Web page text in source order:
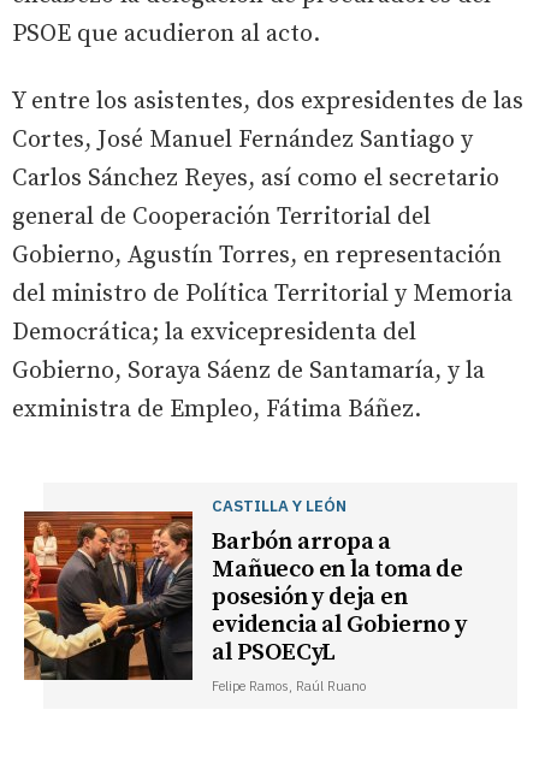
PSOE que acudieron al acto.
Y entre los asistentes, dos expresidentes de las
Cortes, José Manuel Fernández Santiago y
Carlos Sánchez Reyes, así como el secretario
general de Cooperación Territorial del
Gobierno, Agustín Torres, en representación
del ministro de Política Territorial y Memoria
Democrática; la exvicepresidenta del
Gobierno, Soraya Sáenz de Santamaría, y la
exministra de Empleo, Fátima Báñez.
CASTILLA Y LEÓN
Barbón arropa a
Mañueco en la toma de
posesión y deja en
evidencia al Gobierno y
al PSOECyL
Felipe Ramos, Raúl Ruano